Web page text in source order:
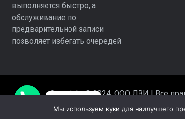
выполняется быстро, а
обслуживание по
предварительной записи
позволяет избегать очередей
Copyright © 2024. ООО ЛВИ | Все
Мы используем куки для наилучшего